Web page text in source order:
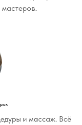
мастеров.
и массаж. Всё